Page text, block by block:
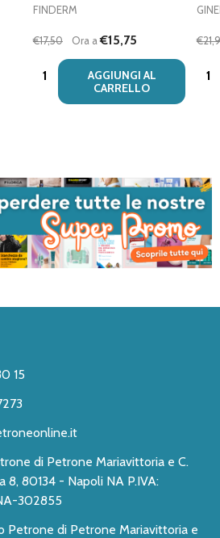
FINDERM
€17,50 Ora a€15,75
Quantità:
AGGIUNGI AL
CARRELLO
15
di Petrone Mariavittoria e C.
302855
Petrone di Petrone Mariavittoria e